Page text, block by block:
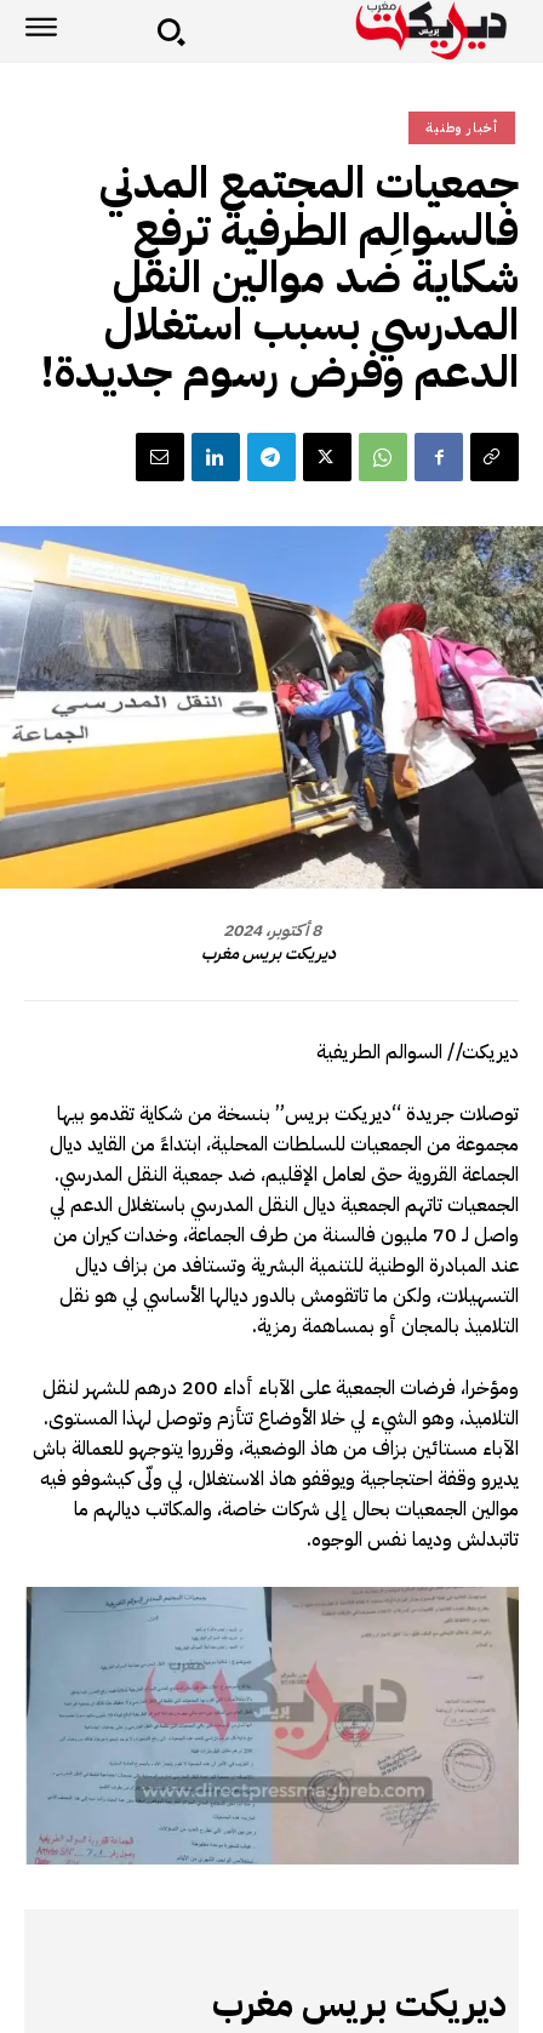
أخبار وطنية
جمعيات المجتمع المدني
فالسوالِم الطرفية ترفع
شكاية ضد موالين النقل
المدرسي بسبب استغلال
الدعم وفرض رسوم جديدة!
8 أكتوبر، 2024
ديريكت بريس مغرب
ديريكت// السوالم الطريفية
توصلات جريدة “ديريكت بريس” بنسخة من شكاية تقدمو بيها
مجموعة من الجمعيات للسلطات المحلية، ابتداءً من القايد ديال
الجماعة القروية حتى لعامل الإقليم، ضد جمعية النقل المدرسي.
الجمعيات تاتهم الجمعية ديال النقل المدرسي باستغلال الدعم لي
واصل لـ 70 مليون فالسنة من طرف الجماعة، وخدات كيران من
عند المبادرة الوطنية للتنمية البشرية وتستافد من بزاف ديال
التسهيلات، ولكن ما تاتقومش بالدور ديالها الأساسي لي هو نقل
التلاميذ بالمجان أو بمساهمة رمزية.
ومؤخرا، فرضات الجمعية على الآباء أداء 200 درهم للشهر لنقل
التلاميذ، وهو الشيء لي خلا الأوضاع تتأزم وتوصل لهذا المستوى.
الآباء مستائين بزاف من هاذ الوضعية، وقرروا يتوجهو للعمالة باش
يديرو وقفة احتجاجية ويوقفو هاذ الاستغلال، لي ولّى كيشوفو فيه
موالين الجمعيات بحال إلى شركات خاصة، والمكاتب ديالهم ما
تاتبدلش وديما نفس الوجوه.
ديريكت بريس مغرب